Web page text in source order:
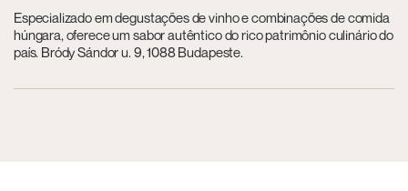
Especializado em degustações de vinho e combinações de comida
húngara, oferece um sabor autêntico do rico patrimônio culinário do
país. Bródy Sándor u. 9, 1088 Budapeste.